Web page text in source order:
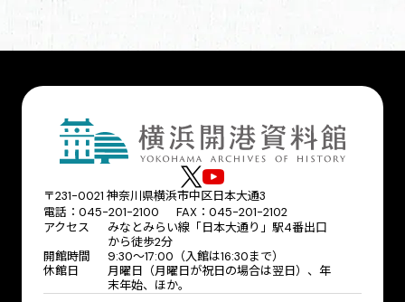
〒231-0021 神奈川県横浜市中区日本大通3
電話：045-201-2100 FAX：045-201-2102
アクセス
みなとみらい線「日本大通り」駅4番出口
から徒歩2分
開館時間
9:30〜17:00（入館は16:30まで）
休館日
月曜日（月曜日が祝日の場合は翌日）、年
末年始、ほか。